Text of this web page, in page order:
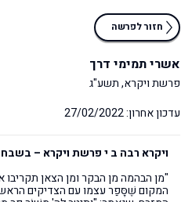
חזור לפרשה
אשרי תמימי דרך
פרשת ויקרא, תשע"ג
עדכון אחרון: 27/02/2022
ויקרא רבה ב י פרשת ויקרא –
"מן הבהמה מן הבקר ומן הצאן
המקום שֶׁסָּפַר עצמו עם הצדיקים